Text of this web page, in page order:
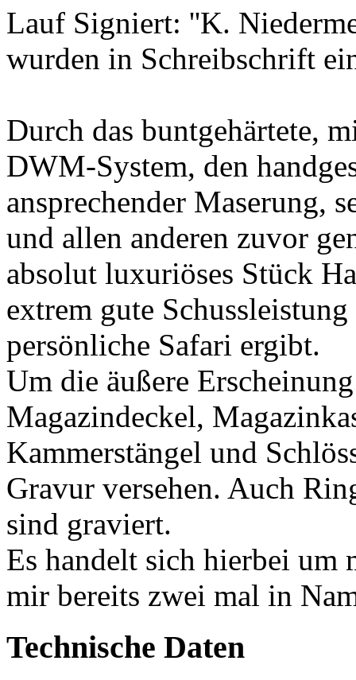
Lauf Signiert: ''K.
wurden in Schreibschrift
Durch das buntgehärtete,
DWM-System, den
ansprechender Maserung,
und allen anderen zuvor
absolut luxuriöses Stück
extrem gute
persönliche Safari ergibt.
Um die äußere
Magazindeckel,
Kammerstängel und
Gravur versehen. Auch
sind graviert.
Es handelt sich hierbei um
mir bereits zwei mal in
Technische Daten